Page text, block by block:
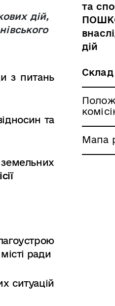
дій,
з питань
та
ради
ситуацій
та
дій
Склад
Мапа